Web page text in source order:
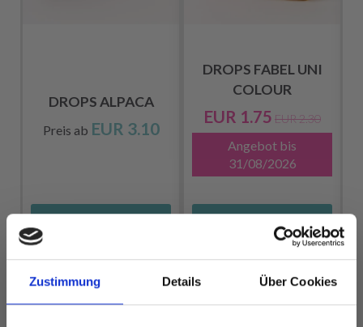
Zustimmung Details Über Cookies
DROPS ALPACA
Preis ab EUR 3.10
DROPS FABEL UNI
COLOUR
EUR 1.75 EUR 2.30
Angebot bis
31/08/2026
ansehen